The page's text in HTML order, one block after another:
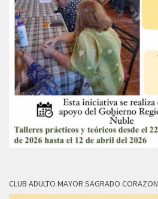
CLUB ADULTO MAYOR SAGRADO CORAZON